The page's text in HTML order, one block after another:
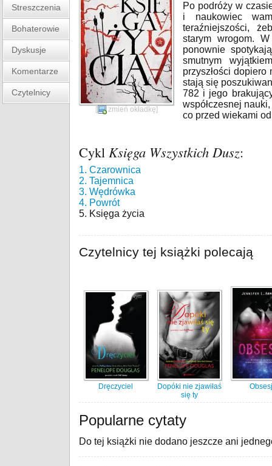
Streszczenia
Bohaterowie
Dyskusje
Komentarze
Czytelnicy
[ zmień okładkę]
Po podróży w
i naukowiec
teraźniejszości,
starym wrogom.
ponownie
smutnym
przyszłości
stają się
782 i jego
współczesnej
co przed wiekami
Cykl Księga Wszystkich Dusz:
1. Czarownica
2. Tajemnica
3. Wędrówka
4. Powrót
5. Księga życia
Czytelnicy tej książki polecają
Dręczyciel
Dopóki nie zjawiłaś
się ty
Popularne cytaty
Do tej książki nie dodano jeszcze ani